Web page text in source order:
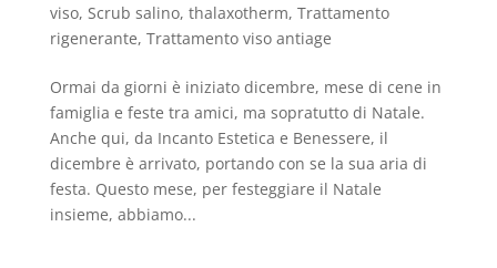
viso, Scrub salino, thalaxotherm, Trattamento
rigenerante, Trattamento viso antiage
Ormai da giorni è iniziato dicembre, mese di cene in
famiglia e feste tra amici, ma sopratutto di Natale.
Anche qui, da Incanto Estetica e Benessere, il
dicembre è arrivato, portando con se la sua aria di
festa. Questo mese, per festeggiare il Natale
insieme, abbiamo...